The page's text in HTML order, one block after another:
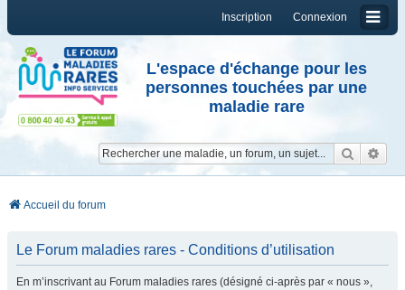
Connexion
Inscription
L'espace d'échange pour les
personnes touchées par une
maladie rare
Accueil du forum
Le Forum maladies rares - Conditions d’utilisation
En m’inscrivant au Forum maladies rares (désigné ci-après par « nous »,